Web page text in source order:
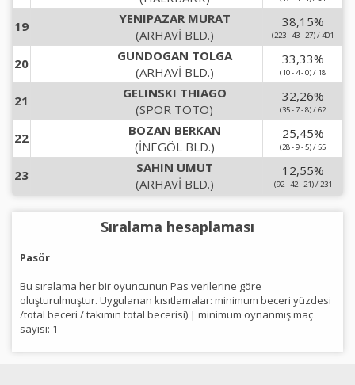
19
YENIPAZAR MURAT
(ARHAVİ BLD.)
38,15%
(223 - 43 - 27) / 401
20
GUNDOGAN TOLGA
(ARHAVİ BLD.)
33,33%
(10 - 4 - 0) / 18
21
GELINSKI THIAGO
(SPOR TOTO)
32,26%
(35 - 7 - 8) / 62
22
BOZAN BERKAN
(İNEGÖL BLD.)
25,45%
(28 - 9 - 5) / 55
23
SAHIN UMUT
(ARHAVİ BLD.)
12,55%
(92 - 42 - 21) / 231
Sıralama hesaplaması
Pasör
Bu sıralama her bir oyuncunun Pas verilerine göre
oluşturulmuştur. Uygulanan kısıtlamalar: minimum beceri yüzdesi
/total beceri / takımın total becerisi) | minimum oynanmış maç
sayısı: 1